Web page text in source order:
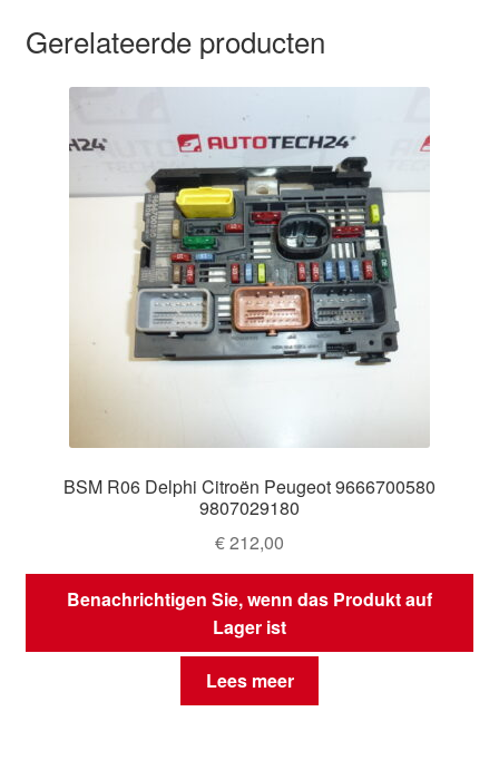
Gerelateerde producten
BSM R06 Delphi Citroën Peugeot 9666700580
9807029180
€212,00
Benachrichtigen Sie, wenn das Produkt auf
Lager ist
Lees meer